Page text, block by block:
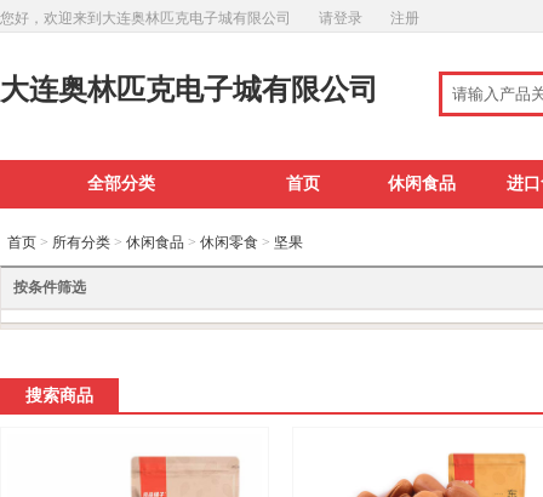
您好，欢迎来到大连奥林匹克电子城有限公司 请登录 注册
大连奥林匹克电子城有限公司
全部分类 首页 休闲食品 进
首页 > 所有分类 > 休闲食品 > 休闲零食 > 坚果
按条件筛选
搜索商品